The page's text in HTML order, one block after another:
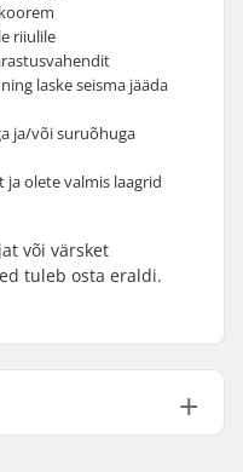
riiulile
laske seisma jääda
ja/või suruõhuga
ja olete valmis laagrid
või värsket
tuleb osta eraldi.